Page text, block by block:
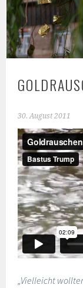
30. August 2011
„Vielleicht